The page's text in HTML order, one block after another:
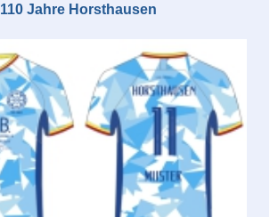
110 Jahre Horsthausen